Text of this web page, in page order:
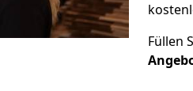
Füllen